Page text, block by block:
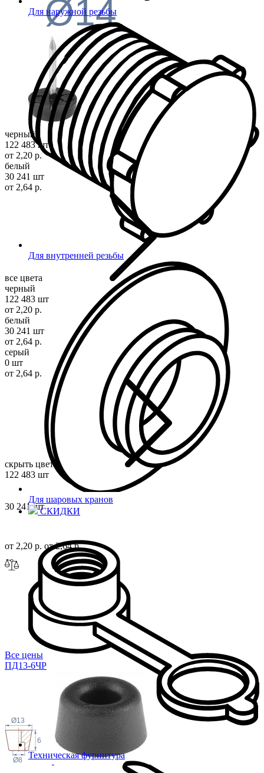
Для наружной резьбы
Для внутренней резьбы
Для шаровых кранов
СКИДКИ
Техническая фурнитура
Ø14
черный
122 483 шт
от 2,20 р.
белый
30 241 шт
от 2,64 р.
все цвета
черный
122 483 шт
от 2,20 р.
белый
30 241 шт
от 2,64 р.
серый
0 шт
от 2,64 р.
скрыть цвета
122 483 шт
30 241 шт
от 2,20 р. от 2,64 р.
Все цены
ПД13-6ЧР
6
Ø13
Ø8